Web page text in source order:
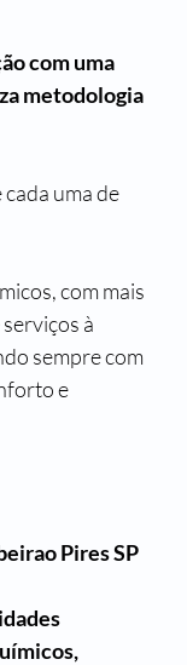
com uma
metodologia
uma de
com mais
à
sempre com
e
Pires SP